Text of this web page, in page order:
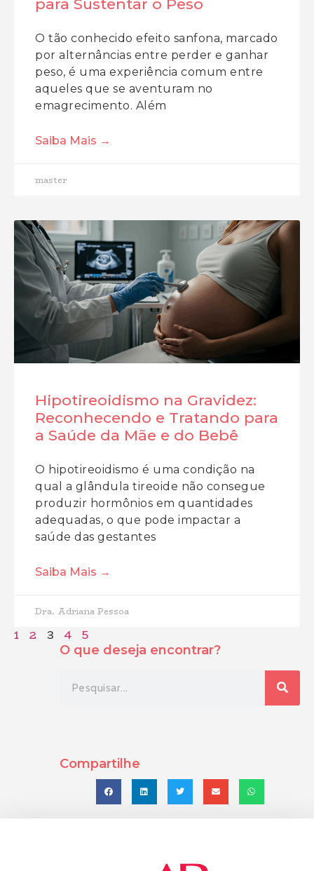
para Sustentar o Peso
O tão conhecido efeito sanfona, marcado
por alternâncias entre perder e ganhar
peso, é uma experiência comum entre
aqueles que se aventuram no
emagrecimento. Além
Saiba Mais →
master
Hipotireoidismo na Gravidez:
Reconhecendo e Tratando para
a Saúde da Mãe e do Bebê
O hipotireoidismo é uma condição na
qual a glândula tireoide não consegue
produzir hormônios em quantidades
adequadas, o que pode impactar a
saúde das gestantes
Saiba Mais →
Dra. Adriana Pessoa
1 2 3 4 5
O que deseja encontrar?
Compartilhe